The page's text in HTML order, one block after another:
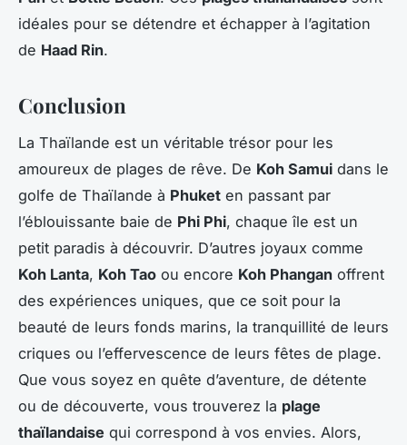
idéales pour se détendre et échapper à l’agitation
de Haad Rin.
Conclusion
La Thaïlande est un véritable trésor pour les
amoureux de plages de rêve. De Koh Samui dans le
golfe de Thaïlande à Phuket en passant par
l’éblouissante baie de Phi Phi, chaque île est un
petit paradis à découvrir. D’autres joyaux comme
Koh Lanta, Koh Tao ou encore Koh Phangan offrent
des expériences uniques, que ce soit pour la
beauté de leurs fonds marins, la tranquillité de leurs
criques ou l’effervescence de leurs fêtes de plage.
Que vous soyez en quête d’aventure, de détente
ou de découverte, vous trouverez la plage
thaïlandaise qui correspond à vos envies. Alors,